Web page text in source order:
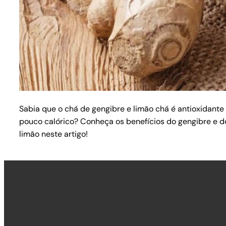
Sabia que o chá de gengibre e limão chá é antioxidante
pouco calórico? Conheça os benefícios do gengibre e
limão neste artigo!